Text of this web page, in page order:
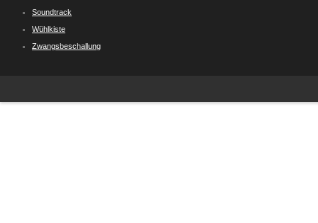
Soundtrack
Wühlkiste
Zwangsbeschallung